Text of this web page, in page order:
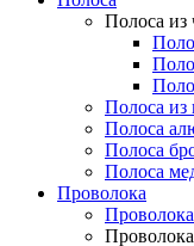
Полоса из
Полоса из
Полоса
Полоса
Полоса
Проволока